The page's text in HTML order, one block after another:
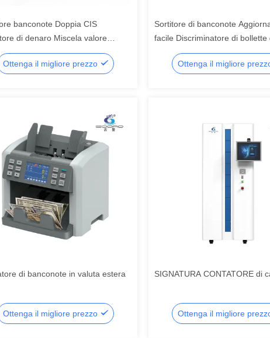
banconote Doppia CIS
di denaro Miscela valore
Contatore di contanti
Ottenga il migliore prezzo
Sortitore di banconote
facile Discriminatore di bollette
Nota automatica
Ottenga il migliore
di banconote in valuta estera
Ottenga il migliore prezzo
SIGNATURA CONTATORE di
Ottenga il migliore